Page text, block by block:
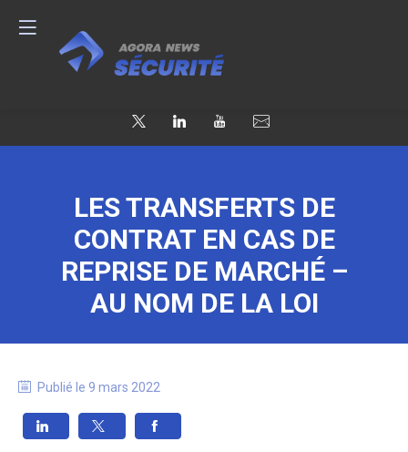
LES TRANSFERTS DE
CONTRAT EN CAS DE
REPRISE DE MARCHÉ –
AU NOM DE LA LOI
Publié le 9 mars 2022